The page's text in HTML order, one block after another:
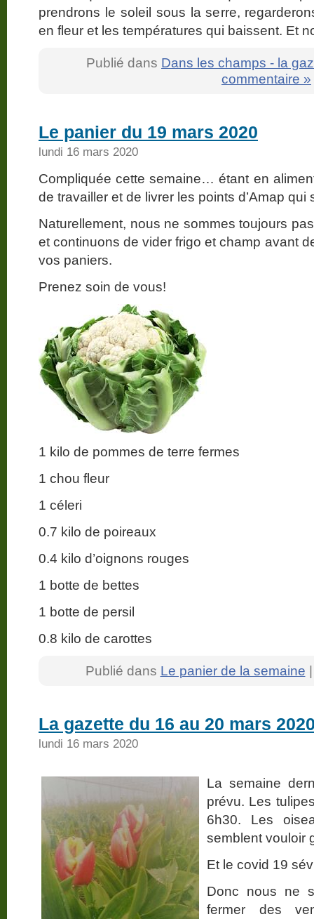
prendrons le soleil sous la serre,
en fleur et les températures qui baissent. Et
Publié dans Dans les champs - la
commentaire »
Le panier du 19 mars 2020
lundi 16 mars 2020
Compliquée cette semaine… étant en
de travailler et de livrer les points d’Amap
Naturellement, nous ne sommes toujours
et continuons de vider frigo et champ avant
vos paniers.
Prenez soin de vous!
1 kilo de pommes de terre fermes
1 chou fleur
1 céleri
0.7 kilo de poireaux
0.4 kilo d’oignons rouges
1 botte de bettes
1 botte de persil
0.8 kilo de carottes
Publié dans Le panier de la semaine
La gazette du 16 au 20 mars
lundi 16 mars 2020
La semaine
prévu. Les
6h30. Les
semblent vouloir
Et le covid 19
Donc nous ne
fermer des